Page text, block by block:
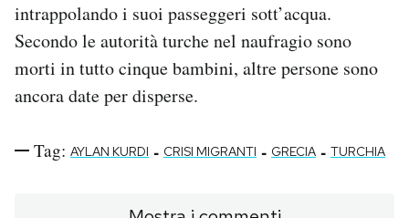
intrappolando i suoi passeggeri sott’acqua.
Secondo le autorità turche nel naufragio sono
morti in tutto cinque bambini, altre persone sono
ancora date per disperse.
Tag: AYLAN KURDI - CRISI MIGRANTI - GRECIA - TURCHIA